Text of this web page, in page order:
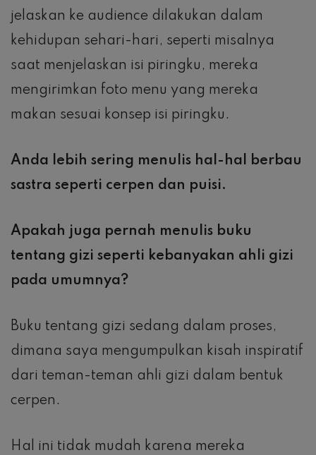
jelaskan ke audience dilakukan dalam
kehidupan sehari-hari, seperti misalnya
saat menjelaskan isi piringku, mereka
mengirimkan foto menu yang mereka
makan sesuai konsep isi piringku.
Anda lebih sering menulis hal-hal berbau
sastra seperti cerpen dan puisi.
Apakah juga pernah menulis buku
tentang gizi seperti kebanyakan ahli gizi
pada umumnya?
Buku tentang gizi sedang dalam proses,
dimana saya mengumpulkan kisah inspiratif
dari teman-teman ahli gizi dalam bentuk
cerpen.
Hal ini tidak mudah karena mereka